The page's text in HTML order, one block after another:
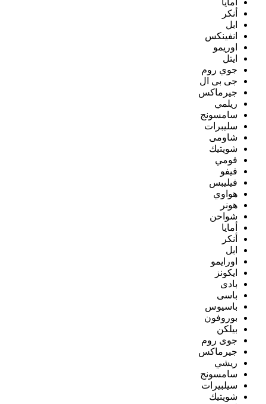
أمايا
أنكر
ابل
انفينكس
اوريمو
ايتل
جوي روم
جى بى ال
جيرماكس
ريلمي
سامسونج
سليبرات
شاومى
شويتيك
فومي
فيفو
فيليبس
هواوي
هونر
شواحن
أمايا
أنكر
ابل
اورايمو
ايكونز
بادى
باسى
باسيوس
بوروفون
بيلكن
جوى روم
جيرماكس
ريشي
سامسونج
سيلبيرات
شويتيك